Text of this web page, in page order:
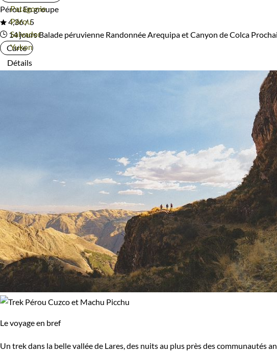
Voyage
Patagonie
Voyage
Pérou
Voyage
Salvador
Voyage
Yukon
PérouEn groupe
4,36 / 5
14 joursBalade péruvienne Randonnée Arequipa et Canyon de Colca
Carte
Détails
Le voyage en bref
Un trek dans la belle vallée de Lares, des nuits au plus près des communautés